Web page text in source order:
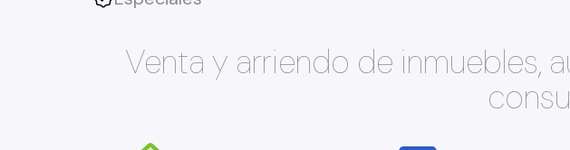
Venta y arriendo de inmuebles,